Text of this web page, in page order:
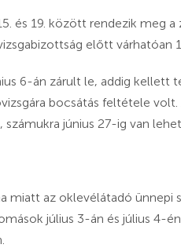
és 19. között rendezik meg a
előtt várhatóan
6-án zárult le, addig kellett
bocsátás feltétele
június 27-ig van
miatt az oklevélátadó ünnepi
július 3-án és július 4-